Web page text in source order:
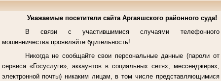
Уважаемые посетители сайта Аргаяшского районного суда!
В связи с участившимися случаями телефонного
мошенничества проявляйте бдительность!
Никогда не сообщайте свои персональные данные (пароли от
сервиса «Госуслуги», аккаунтов в социальных сетях, мессенджерах,
электронной почты) никаким лицам, в том числе представляющимися